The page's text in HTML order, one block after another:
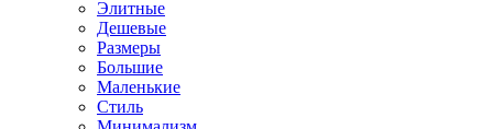
Элитные
Дешевые
Размеры
Большие
Маленькие
Стиль